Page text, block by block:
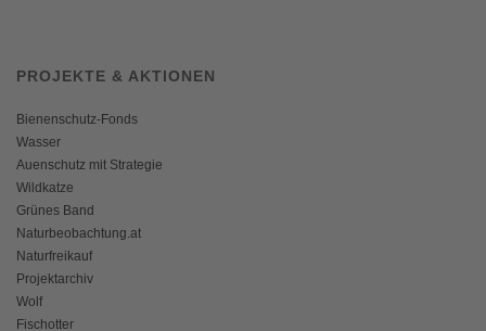
PROJEKTE & AKTIONEN
Bienenschutz-Fonds
Wasser
Auenschutz mit Strategie
Wildkatze
Grünes Band
Naturbeobachtung.at
Naturfreikauf
Projektarchiv
Wolf
Fischotter